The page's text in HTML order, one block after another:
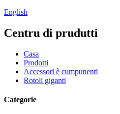
English
Centru di prudutti
Casa
Prodotti
Accessori è cumpunenti
Rotoli giganti
Categorie